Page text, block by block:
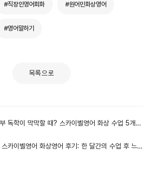
#직장인영어회화 #원어민화상영어
#영어말하기
목록으로
독학이 막막할 때? 스카이벨영어 화상 수업 5개월
카이벨영어 화상영어 후기: 한 달간의 수업 후 느낀